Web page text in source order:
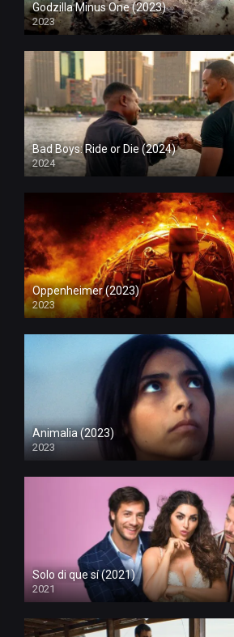
Godzilla Minus One (2023)
2023
Bad Boys: Ride or Die (2024)
2024
Oppenheimer (2023)
2023
Animalia (2023)
2023
Solo di que sí (2021)
2021